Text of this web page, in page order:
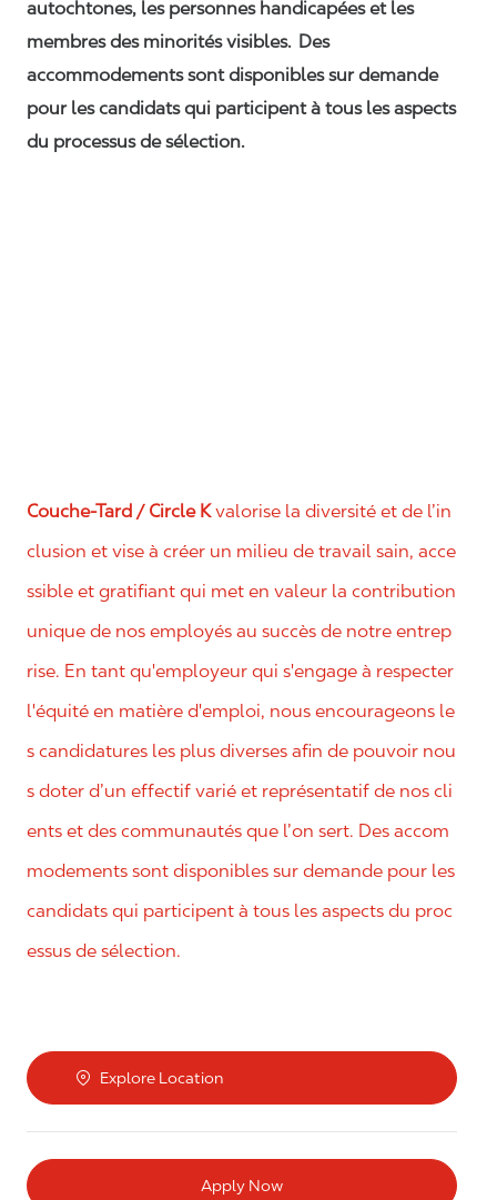
autochtones, les personnes handicapées et les
membres des minorités visibles. Des
accommodements sont disponibles sur demande
pour les candidats qui participent à tous les aspects
du processus de sélection.
Couche-Tard / Circle Kvalorise la diversité et de l’in
clusion et vise à créer un milieu de travail sain, acce
ssible et gratifiant qui met en valeur la contribution
unique de nos employés au succès de notre entrep
rise. En tant qu'employeur qui s'engage à respecter
l'équité en matière d'emploi, nous encourageons le
s candidatures les plus diverses afin de pouvoir nou
s doter d’un effectif varié et représentatif de nos cli
ents et des communautés que l’on sert. Des accom
modements sont disponibles sur demande pour les
candidats qui participent à tous les aspects du proc
essus de sélection.
Explore Location
Apply Now